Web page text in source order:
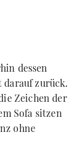
dessen
zurück.
Zeichen der
Sofa sitzen
ohne